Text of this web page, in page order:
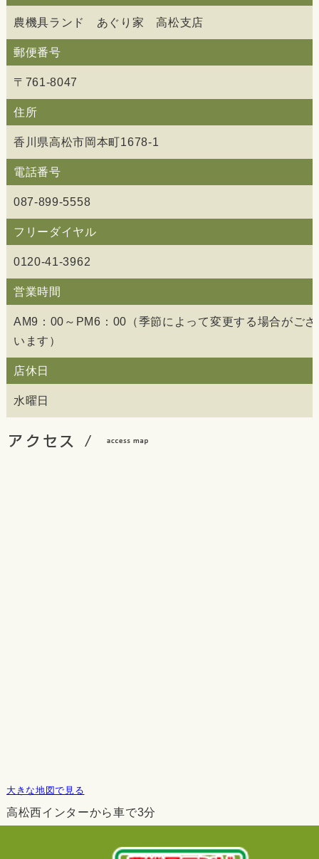
農機具ランド あぐり家 高松支店
郵便番号
〒761-8047
住所
香川県高松市岡本町1678-1
電話番号
087-899-5558
フリーダイヤル
0120-41-3962
営業時間
AM9：00～PM6：00（季節によって変更する場合がござ
います）
店休日
水曜日
大きな地図で見る
高松西インターから車で3分